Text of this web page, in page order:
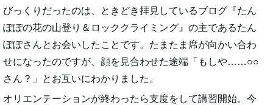
びっくりだったのは、ときどき拝見しているブログ『たん
ぽぽの花の山登り＆ロッククライミング』の主であるたん
ぽぽさんとお会いしたことです。たまたま席が向かい合わ
せになったのですが、顔を見合わせた途端「もしや……○○
さん？」とお互いにわかりました。
オリエンテーションが終わったら支度をして講習開始。今